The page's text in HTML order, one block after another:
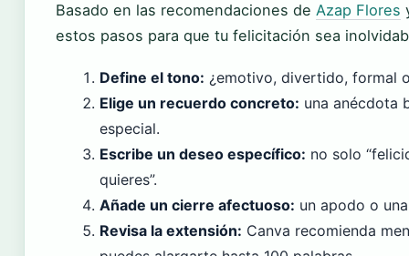
Basado en las recomendaciones de Azap Flores
estos pasos para que tu felicitación sea
Define el tono: ¿emotivo, divertido, formal
Elige un recuerdo concreto: una anécdota
especial.
Escribe un deseo específico: no solo
quieres”.
Añade un cierre afectuoso: un apodo o
Revisa la extensión: Canva recomienda